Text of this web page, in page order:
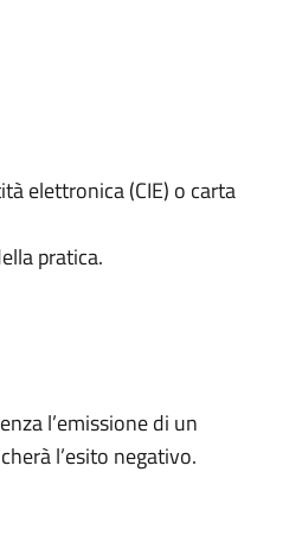
elettronica (CIE) o carta
pratica.
l’emissione di un
l’esito negativo.